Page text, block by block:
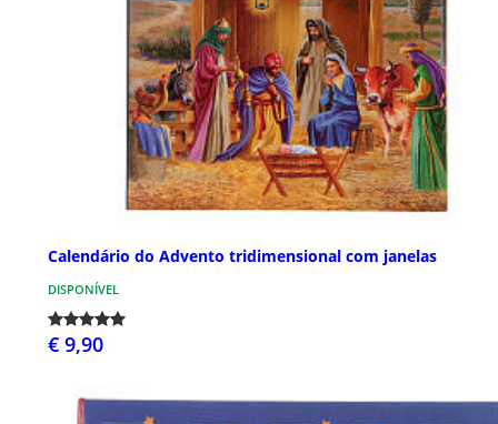
Calendário do Advento tridimensional com janelas
DISPONÍVEL
€ 9,90